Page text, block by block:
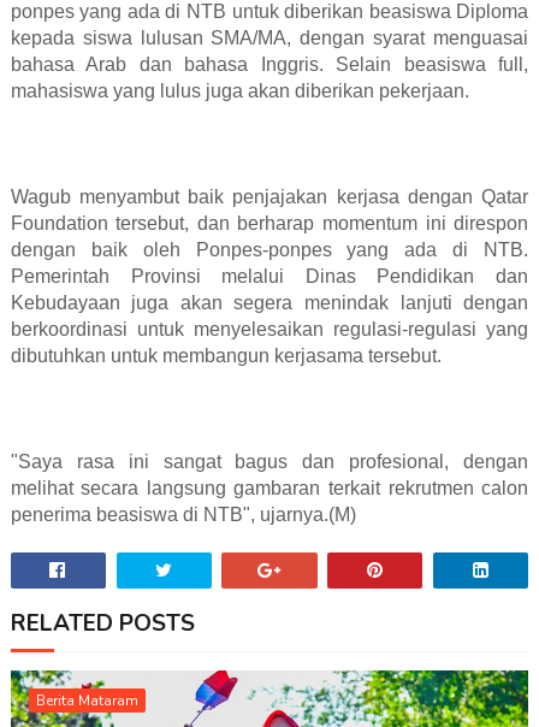
ponpes yang ada di NTB untuk diberikan beasiswa Diploma
kepada siswa lulusan SMA/MA, dengan syarat menguasai
bahasa Arab dan bahasa Inggris. Selain beasiswa full,
mahasiswa yang lulus juga akan diberikan pekerjaan.
Wagub menyambut baik penjajakan kerjasa dengan Qatar
Foundation tersebut, dan berharap momentum ini direspon
dengan baik oleh Ponpes-ponpes yang ada di NTB.
Pemerintah Provinsi melalui Dinas Pendidikan dan
Kebudayaan juga akan segera menindak lanjuti dengan
berkoordinasi untuk menyelesaikan regulasi-regulasi yang
dibutuhkan untuk membangun kerjasama tersebut.
"Saya rasa ini sangat bagus dan profesional, dengan
melihat secara langsung gambaran terkait rekrutmen calon
penerima beasiswa di NTB", ujarnya.(M)
RELATED POSTS
Berita Mataram